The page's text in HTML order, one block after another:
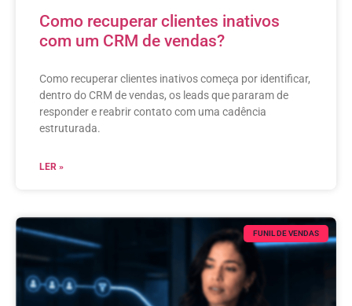
Como recuperar clientes inativos
com um CRM de vendas?
Como recuperar clientes inativos começa por identificar,
dentro do CRM de vendas, os leads que pararam de
responder e reabrir contato com uma cadência
estruturada.
LER »
FUNIL DE VENDAS